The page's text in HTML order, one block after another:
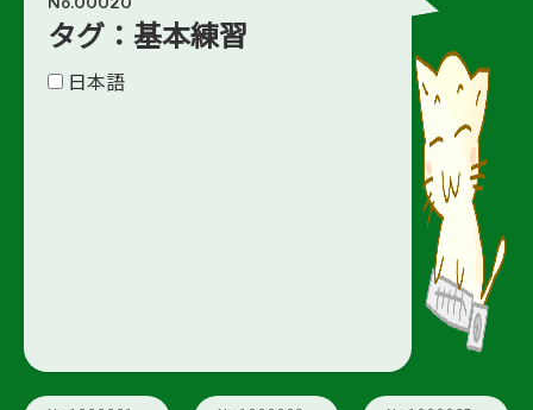
タグ：基本練習
日本語